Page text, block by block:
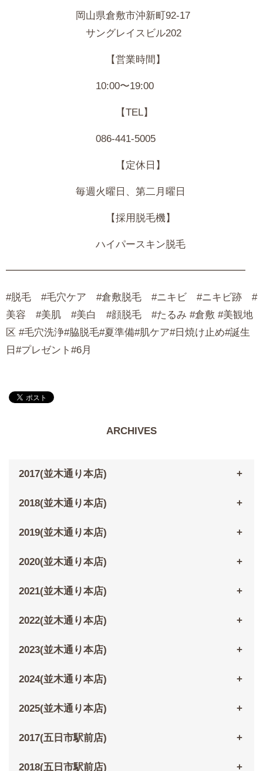
岡山県倉敷市沖新町92-17
サングレイスビル202
【営業時間】
10:00〜19:00
【TEL】
086-441-5005
【定休日】
毎週火曜日、第二月曜日
【採用脱毛機】
ハイパースキン脱毛
━━━━━━━━━━━━━━━━━━━━━━━━
#脱毛 #毛穴ケア #倉敷脱毛 #ニキビ #ニキビ跡 #
美容 #美肌 #美白 #顔脱毛 #たるみ #倉敷 #美観地
区 #毛穴洗浄#脇脱毛#夏準備#肌ケア#日焼け止め#誕生
日#プレゼント#6月
ARCHIVES
2017(並木通り本店)
2018(並木通り本店)
2019(並木通り本店)
2020(並木通り本店)
2021(並木通り本店)
2022(並木通り本店)
2023(並木通り本店)
2024(並木通り本店)
2025(並木通り本店)
2017(五日市駅前店)
2018(五日市駅前店)